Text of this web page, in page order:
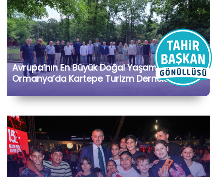
Avrupa’nın En Büyük Doğal Yaşam Parkı
Ormanya’da Kartepe Turizm Dernekleri ve
Bölge İşletmecileriyle Bir Araya Geldik